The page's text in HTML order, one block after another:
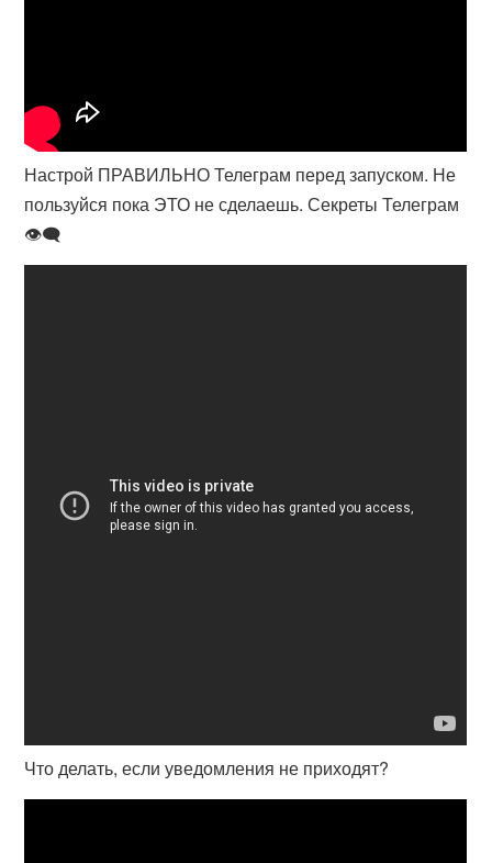
Настрой ПРАВИЛЬНО Телеграм перед запуском. Не
пользуйся пока ЭТО не сделаешь. Секреты Телеграм
👁‍🗨
Что делать, если уведомления не приходят?